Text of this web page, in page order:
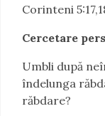
Corinteni
Cercetare
Umbli după
îndelunga
răbdare?